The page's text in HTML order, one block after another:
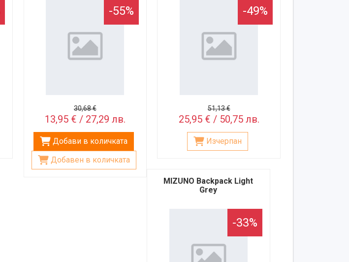
-55%
30,68 €
13,95 € / 27,29 лв.
Добави в количката
Добавен в количката
-49%
51,13 €
25,95 € / 50,75 лв.
Изчерпан
MIZUNO Backpack Light
Grey
-33%